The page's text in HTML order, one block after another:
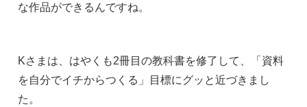
な作品ができるんですね。
Kさまは、はやくも2冊目の教科書を修了して、「資料
を自分でイチからつくる」目標にグッと近づきまし
た。